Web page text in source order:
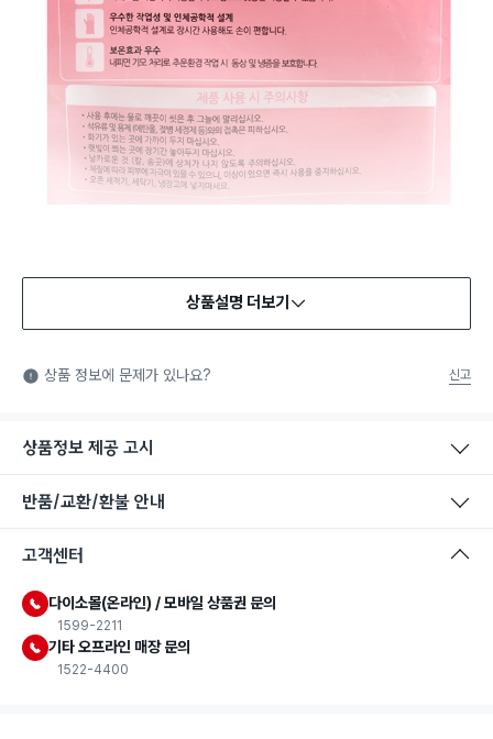
상품설명 더보기
상품 정보에 문제가 있나요? 신고
상품정보 제공 고시
반품/교환/환불 안내
고객센터
다이소몰(온라인) / 모바일 상품권 문의
1599-2211
기타 오프라인 매장 문의
1522-4400